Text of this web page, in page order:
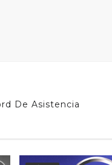
De Asistencia